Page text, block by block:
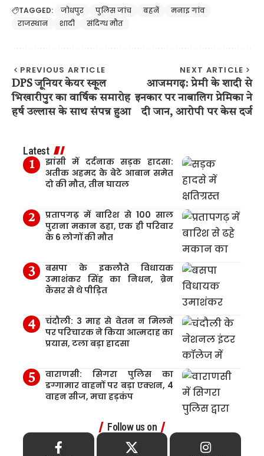
TAGGED: जोधपुर पुलिस जांच बहनें
मनाइ गांव
राजस्थान
शादी संदिग्ध मौत
PREVIOUS ARTICLE
DPS जूनियर केयर स्कूल
भिखारीपुर का वार्षिक समारोह
हर्ष उल्लास के साथ संपन्न हुआ
NEXT ARTICLE
आजमगढ़: प्रेमी के शादी से
इनकार पर नाबालिग प्रेमिका ने
दी जान, आरोपी पर केस दर्ज
Latest
झांसी में दर्दनाक सड़क हादसा:
अतीक अहमद के बेटे आबान समेत
दो की मौत, तीन घायल
प्रतापगढ़ में बारिश से 100 साल
पुराना मकान ढहा, एक ही परिवार
के 6 लोगों की मौत
बसपा के इकलौते विधायक
उमाशंकर सिंह का निधन, ब्रेन
कैंसर से थे पीड़ित
चंदौली: 3 माह से वेतन न मिलने
पर परिचारक ने किया आत्मदाह का
प्रयास, टला बड़ा हादसा
वाराणसी: सिगरा पुलिस का
डग्गामार वाहनों पर बड़ा एक्शन, 4
वाहन सीज, मचा हड़कंप
Follow us on